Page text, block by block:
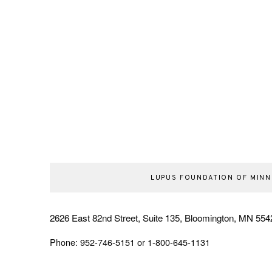
LUPUS FOUNDATION OF
2626 East 82nd Street, Suite 135, Bloomington, MN
Phone: 952-746-5151 or 1-800-645-1131